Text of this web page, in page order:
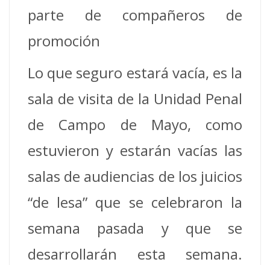
parte de compañeros de
promoción
Lo que seguro estará vacía, es la
sala de visita de la Unidad Penal
de Campo de Mayo, como
estuvieron y estarán vacías las
salas de audiencias de los juicios
“de lesa” que se celebraron la
semana pasada y que se
desarrollarán esta semana.